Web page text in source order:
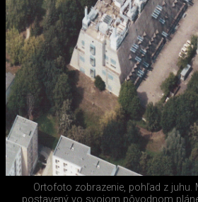
Ortofoto zobrazenie, pohľad z juhu.
postavený vo svojom pôvodnom